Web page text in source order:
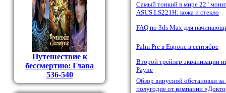
Путешествие к
бессмертию: Глава
536-540
Самый тонкий в мире 22"
ASUS LS221H: кожа и стекло
FAQ по 3ds Max для
Palm Pre в Европе в сентябре
Второй трейлер экранизации
Payne
Обзор вирусной обстановки за
полугодие от компании